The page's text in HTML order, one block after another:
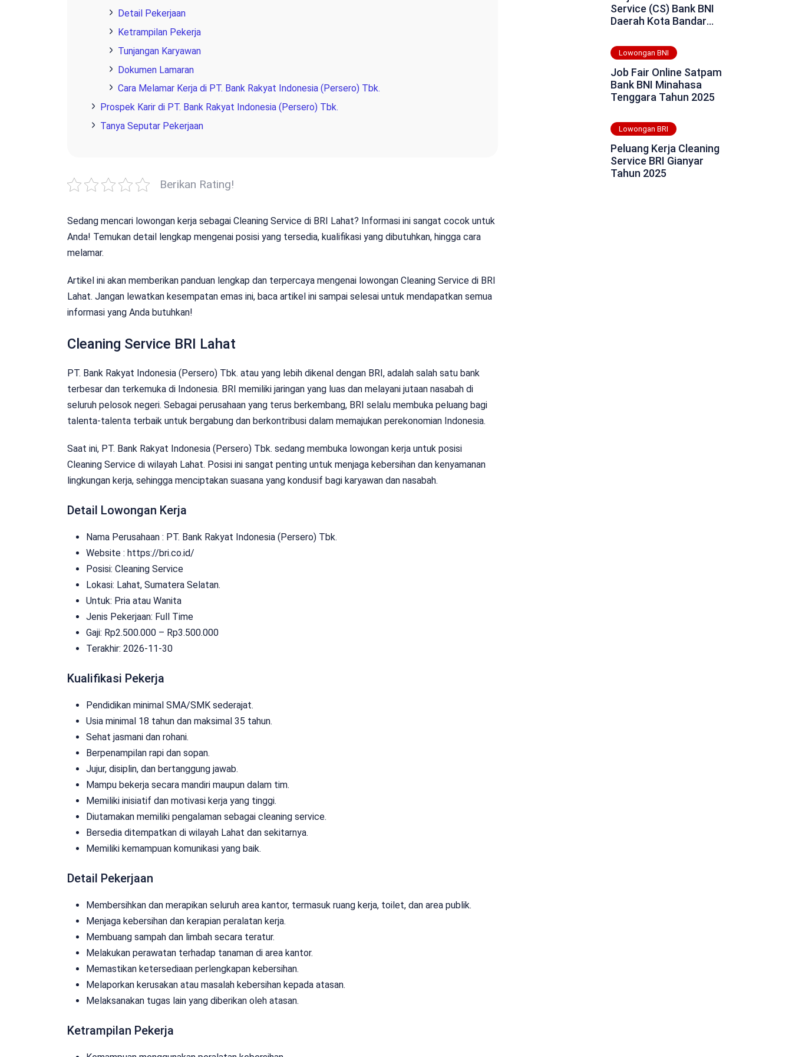
Detail Pekerjaan
Ketrampilan Pekerja
Tunjangan Karyawan
Dokumen Lamaran
Cara Melamar Kerja di PT. Bank Rakyat Indonesia (Persero) Tbk.
Prospek Karir di PT. Bank Rakyat Indonesia (Persero) Tbk.
Tanya Seputar Pekerjaan
Berikan Rating!
Sedang mencari lowongan kerja sebagai Cleaning Service di BRI Lahat? Informasi ini sangat cocok untuk
Anda! Temukan detail lengkap mengenai posisi yang tersedia, kualifikasi yang dibutuhkan, hingga cara
melamar.
Artikel ini akan memberikan panduan lengkap dan terpercaya mengenai lowongan Cleaning Service di BRI
Lahat. Jangan lewatkan kesempatan emas ini, baca artikel ini sampai selesai untuk mendapatkan semua
informasi yang Anda butuhkan!
Cleaning Service BRI Lahat
PT. Bank Rakyat Indonesia (Persero) Tbk. atau yang lebih dikenal dengan BRI, adalah salah satu bank
terbesar dan terkemuka di Indonesia. BRI memiliki jaringan yang luas dan melayani jutaan nasabah di
seluruh pelosok negeri. Sebagai perusahaan yang terus berkembang, BRI selalu membuka peluang bagi
talenta-talenta terbaik untuk bergabung dan berkontribusi dalam memajukan perekonomian Indonesia.
Saat ini, PT. Bank Rakyat Indonesia (Persero) Tbk. sedang membuka lowongan kerja untuk posisi
Cleaning Service di wilayah Lahat. Posisi ini sangat penting untuk menjaga kebersihan dan kenyamanan
lingkungan kerja, sehingga menciptakan suasana yang kondusif bagi karyawan dan nasabah.
Detail Lowongan Kerja
Nama Perusahaan : PT. Bank Rakyat Indonesia (Persero) Tbk.
Website : https://bri.co.id/
Posisi: Cleaning Service
Lokasi: Lahat, Sumatera Selatan.
Untuk: Pria atau Wanita
Jenis Pekerjaan: Full Time
Gaji: Rp2.500.000 – Rp3.500.000
Terakhir: 2026-11-30
Kualifikasi Pekerja
Pendidikan minimal SMA/SMK sederajat.
Usia minimal 18 tahun dan maksimal 35 tahun.
Sehat jasmani dan rohani.
Berpenampilan rapi dan sopan.
Jujur, disiplin, dan bertanggung jawab.
Mampu bekerja secara mandiri maupun dalam tim.
Memiliki inisiatif dan motivasi kerja yang tinggi.
Diutamakan memiliki pengalaman sebagai cleaning service.
Bersedia ditempatkan di wilayah Lahat dan sekitarnya.
Memiliki kemampuan komunikasi yang baik.
Detail Pekerjaan
Membersihkan dan merapikan seluruh area kantor, termasuk ruang kerja, toilet, dan area publik.
Menjaga kebersihan dan kerapian peralatan kerja.
Membuang sampah dan limbah secara teratur.
Melakukan perawatan terhadap tanaman di area kantor.
Memastikan ketersediaan perlengkapan kebersihan.
Melaporkan kerusakan atau masalah kebersihan kepada atasan.
Melaksanakan tugas lain yang diberikan oleh atasan.
Ketrampilan Pekerja
Service (CS) Bank BNI
Daerah Kota Bandar
Lowongan BNI
Job Fair Online Satpam
Bank BNI Minahasa
Tenggara Tahun 2025
Lowongan BRI
Peluang Kerja Cleaning
Service BRI Gianyar
Tahun 2025